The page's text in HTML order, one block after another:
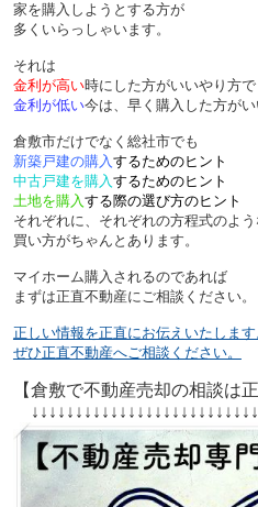
家を購入しようとする方が
多くいらっしゃいます。
それは
金利が高い時にした方がいいやり方で
金利が低い今は、早く購入した方がい
倉敷市だけでなく総社市でも
新築戸建の購入するためのヒント
中古戸建を購入するためのヒント
土地を購入する際の選び方のヒント
それぞれに、それぞれの方程式のよう
買い方がちゃんとあります。
マイホーム購入されるのであれば
まずは正直不動産にご相談ください。
正しい情報を正直にお伝えいたします
ぜひ正直不動産へご相談ください。
【倉敷で不動産売却の相談は